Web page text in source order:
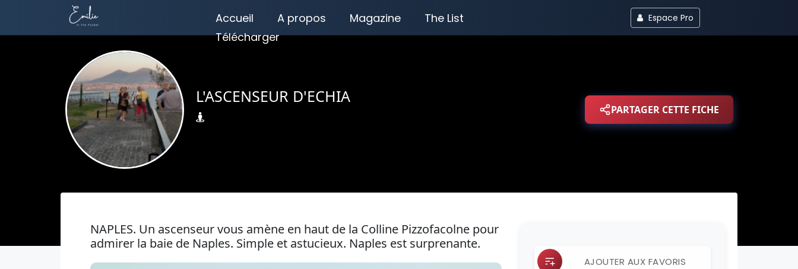
Accueil A propos Magazine
The List
Télécharger
Espace Pro
L'ASCENSEUR D'ECHIA
PARTAGER CETTE FICHE
NAPLES. Un ascenseur vous amène en haut de la Colline Pizzofacolne pour
admirer la baie de Naples. Simple et astucieux. Naples est surprenante.
AJOUTER AUX FAVORIS